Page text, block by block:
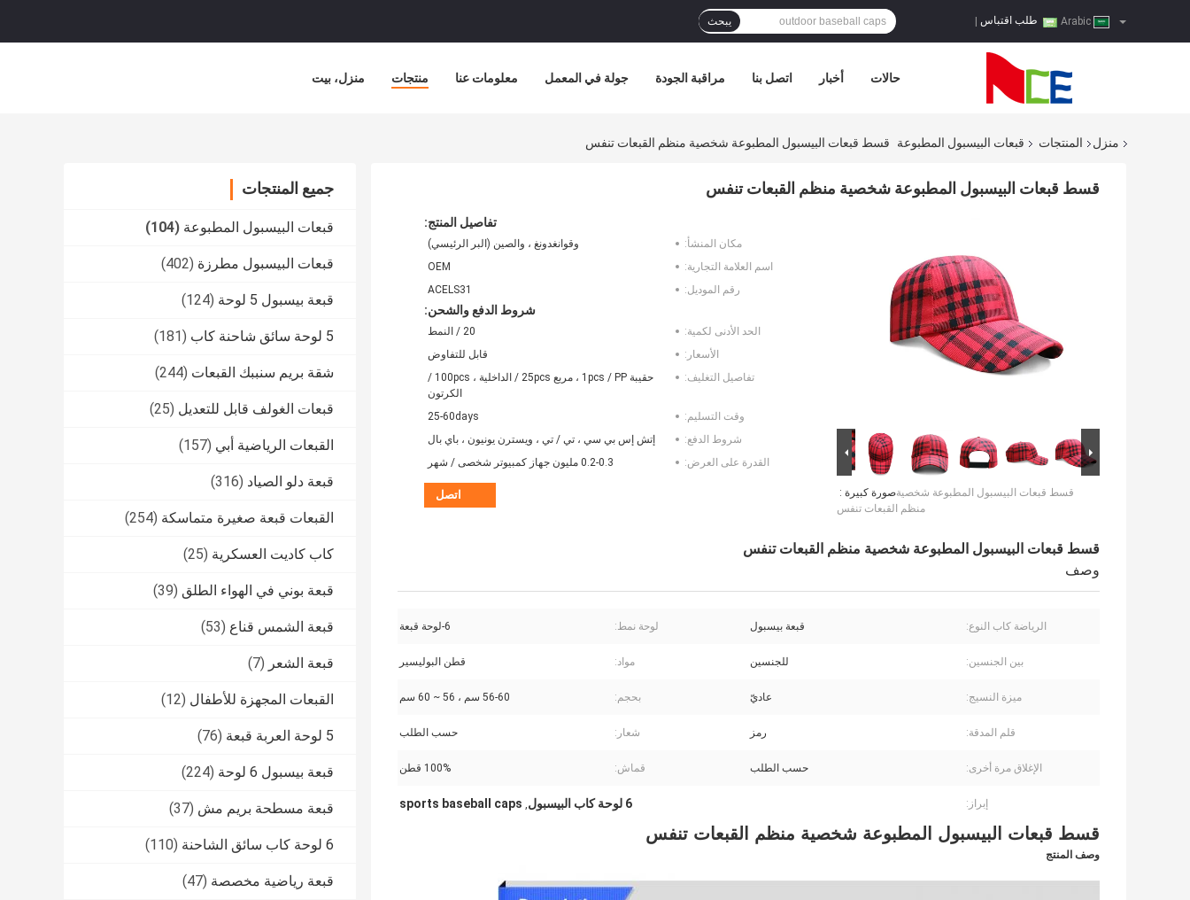
طلب اقتباس يبحث
منزل، بيت منتجات معلومات عنا جولة في المعمل مراقبة الجودة اتصل بنا أخبار حالات
منزل المنتجات قبعات البيسبول المطبوعة قسط قبعات البيسبول المطبوعة شخصية منظم القبعات تنفس
جميع المنتجات
قبعات البيسبول المطبوعة (104)
قبعات البيسبول مطرزة (402)
قبعة بيسبول 5 لوحة (124)
5 لوحة سائق شاحنة كاب (181)
شقة بريم سنببك القبعات (244)
قبعات الغولف قابل للتعديل (25)
القبعات الرياضية أبي (157)
قبعة دلو الصياد (316)
القبعات قبعة صغيرة متماسكة (254)
كاب كاديت العسكرية (25)
قبعة بوني في الهواء الطلق (39)
قبعة الشمس قناع (53)
قبعة الشعر (7)
القبعات المجهزة للأطفال (12)
5 لوحة العربة قبعة (76)
قبعة بيسبول 6 لوحة (224)
قبعة مسطحة بريم مش (37)
6 لوحة كاب سائق الشاحنة (110)
قبعة رياضية مخصصة (47)
قسط قبعات البيسبول المطبوعة شخصية منظم القبعات تنفس
صورة كبيرة :قسط قبعات البيسبول المطبوعة شخصية
منظم القبعات تنفس
تفاصيل المنتج:
مكان المنشأ:
وقوانغدونغ ، والصين (البر الرئيسي)
اسم العلامة التجارية:
OEM
رقم الموديل:
ACELS31
شروط الدفع والشحن:
الحد الأدنى لكمية:
20 / النمط
الأسعار:
قابل للتفاوض
تفاصيل التغليف:
حقيبة 1pcs / PP ، مربع 25pcs / الداخلية ، 100pcs /
الكرتون
وقت التسليم:
25-60days
شروط الدفع:
إتش إس بي سي ، تي / تي ، ويسترن يونيون ، باي بال
القدرة على العرض:
0.2-0.3 مليون جهاز كمبيوتر شخصى / شهر
اتصل
قسط قبعات البيسبول المطبوعة شخصية منظم القبعات تنفس
وصف
الرياضة كاب النوع: قبعة بيسبول لوحة نمط: 6-لوحة قبعة
بين الجنسين: للجنسين مواد: قطن البوليسير
ميزة النسيج: عاديّ بحجم: 56-60 سم ، 56 ~ 60 سم
قلم المدقة: رمز شعار: حسب الطلب
الإغلاق مرة أخرى: حسب الطلب قماش: 100% قطن
إبراز: 6 لوحة كاب البيسبول ,
sports baseball caps
قسط قبعات البيسبول المطبوعة شخصية منظم القبعات تنفس
وصف المنتج